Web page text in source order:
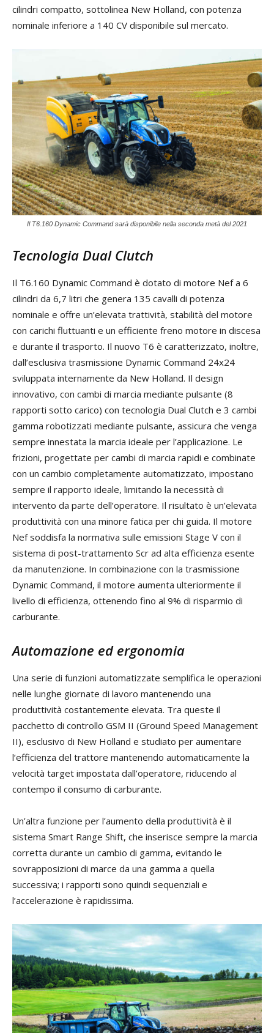
cilindri compatto, sottolinea New Holland, con potenza
nominale inferiore a 140 CV disponibile sul mercato.
Il T6.160 Dynamic Command sarà disponibile nella seconda metà del 2021
Tecnologia Dual Clutch
Il T6.160 Dynamic Command è dotato di motore Nef a 6
cilindri da 6,7 litri che genera 135 cavalli di potenza
nominale e offre un’elevata trattività, stabilità del motore
con carichi fluttuanti e un efficiente freno motore in discesa
e durante il trasporto. Il nuovo T6 è caratterizzato, inoltre,
dall’esclusiva trasmissione Dynamic Command 24x24
sviluppata internamente da New Holland. Il design
innovativo, con cambi di marcia mediante pulsante (8
rapporti sotto carico) con tecnologia Dual Clutch e 3 cambi
gamma robotizzati mediante pulsante, assicura che venga
sempre innestata la marcia ideale per l’applicazione. Le
frizioni, progettate per cambi di marcia rapidi e combinate
con un cambio completamente automatizzato, impostano
sempre il rapporto ideale, limitando la necessità di
intervento da parte dell’operatore. Il risultato è un’elevata
produttività con una minore fatica per chi guida. Il motore
Nef soddisfa la normativa sulle emissioni Stage V con il
sistema di post-trattamento Scr ad alta efficienza esente
da manutenzione. In combinazione con la trasmissione
Dynamic Command, il motore aumenta ulteriormente il
livello di efficienza, ottenendo fino al 9% di risparmio di
carburante.
Automazione ed ergonomia
Una serie di funzioni automatizzate semplifica le operazioni
nelle lunghe giornate di lavoro mantenendo una
produttività costantemente elevata. Tra queste il
pacchetto di controllo GSM II (Ground Speed Management
II), esclusivo di New Holland e studiato per aumentare
l’efficienza del trattore mantenendo automaticamente la
velocità target impostata dall’operatore, riducendo al
contempo il consumo di carburante.
Un’altra funzione per l’aumento della produttività è il
sistema Smart Range Shift, che inserisce sempre la marcia
corretta durante un cambio di gamma, evitando le
sovrapposizioni di marce da una gamma a quella
successiva; i rapporti sono quindi sequenziali e
l’accelerazione è rapidissima.